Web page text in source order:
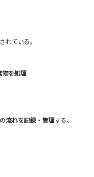
されている。
物を処理
流れを記録・管理する。